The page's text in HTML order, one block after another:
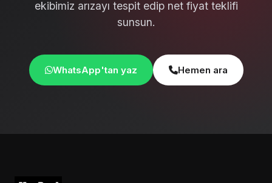
ekibimiz arızayı tespit edip net fiyat teklifi
sunsun.
WhatsApp'tan yaz Hemen ara